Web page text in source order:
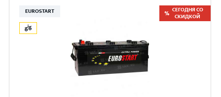
EUROSTART
СЕГОДНЯ СО
СКИДКОЙ